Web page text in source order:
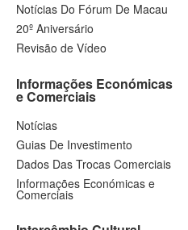
Notícias Do Fórum De Macau
20º Aniversário
Revisão de Vídeo
Informações Económicas
e Comerciais
Notícias
Guias De Investimento
Dados Das Trocas Comerciais
Informações Económicas e
Comerciais